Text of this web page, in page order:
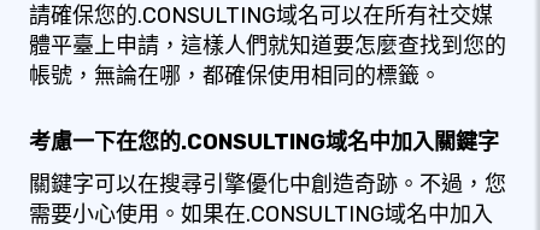
請確保您的.CONSULTING域名可以在所有社交媒
體平臺上申請，這樣人們就知道要怎麼查找到您的
帳號，無論在哪，都確保使用相同的標籤。
考慮一下在您的.CONSULTING域名中加入關鍵字
關鍵字可以在搜尋引擎優化中創造奇跡。不過，您
需要小心使用。如果在.CONSULTING域名中加入